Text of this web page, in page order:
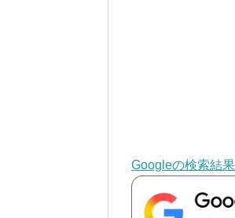
Googleの検索結